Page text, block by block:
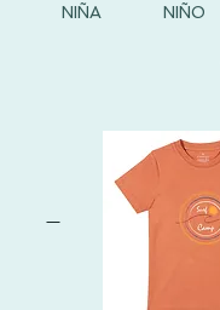
NIÑA NIÑO